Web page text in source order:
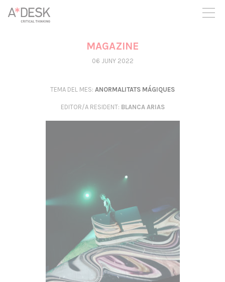
seguim necessitant-te per a poder seguir endavant. Ara pots
participar del projecte i recolzar-lo.
MAGAZINE
06 JUNY 2022
TEMA DEL MES: ANORMALITATS MÁGIQUES
EDITOR/A RESIDENT: BLANCA ARIAS